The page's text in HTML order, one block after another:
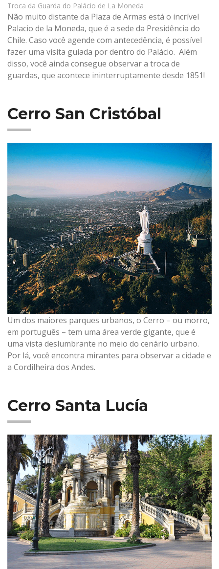
Troca da Guarda do Palácio de La Moneda
Não muito distante da Plaza de Armas está o incrível
Palacio de la Moneda, que é a sede da Presidência do
Chile. Caso você agende com antecedência, é possível
fazer uma visita guiada por dentro do Palácio. Além
disso, você ainda consegue observar a troca de
guardas, que acontece ininterruptamente desde 1851!
Cerro San Cristóbal
Um dos maiores parques urbanos, o Cerro – ou morro,
em português – tem uma área verde gigante, que é
uma vista deslumbrante no meio do cenário urbano.
Por lá, você encontra mirantes para observar a cidade e
a Cordilheira dos Andes.
Cerro Santa Lucía